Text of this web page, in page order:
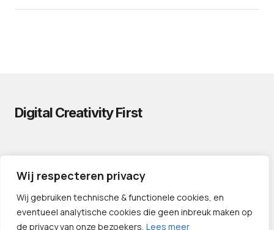
Wij respecteren privacy
Wij gebruiken technische & functionele cookies, en
eventueel analytische cookies die geen inbreuk maken op
de privacy van onze bezoekers. Lees meer
Digital Creativity First
CONTACT